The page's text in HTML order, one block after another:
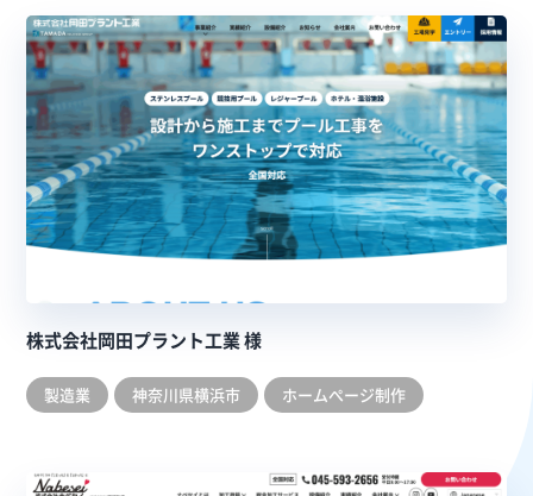
株式会社岡田プラント工業 様
製造業 神奈川県横浜市 ホームぺージ制作